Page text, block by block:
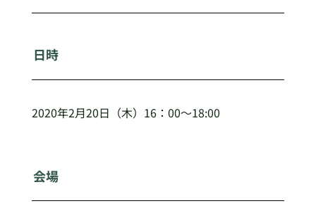
日時
2020年2月20日（木）16：00～18:00
会場